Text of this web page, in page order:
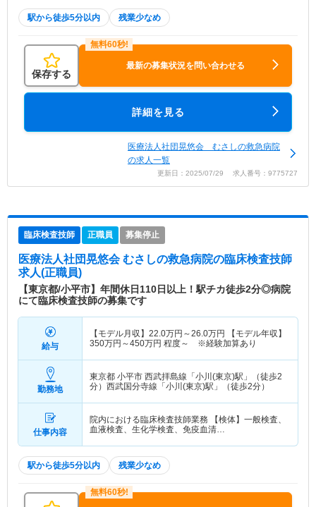
駅から徒歩5分以内 残業少なめ
保存する
最新の募集状況を問い合わせる
詳細を見る
医療法人社団晃悠会 むさしの救急病院
の求人一覧
更新日：2025/07/29 求人番号：9775727
臨床検査技師 正職員 募集停止
医療法人社団晃悠会 むさしの救急病院の臨床検査技師
求人(正職員)
【東京都/小平市】年間休日110日以上！駅チカ徒歩2分◎病院
にて臨床検査技師の募集です
給与
【モデル月収】 22.0万円～26.0万円 【モデル年収】
350万円～450万円 程度～ ※経験加算あり
勤務地
東京都 小平市 西武拝島線「小川(東京)駅」（徒歩2
分）西武国分寺線「小川(東京)駅」（徒歩2分）
仕事内容
院内における臨床検査技師業務 【検体】一般検査、
血液検査、生化学検査、免疫血清…
駅から徒歩5分以内 残業少なめ